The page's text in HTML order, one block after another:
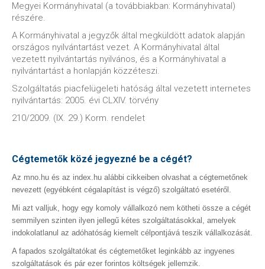
Megyei Kormányhivatal (a továbbiakban: Kormányhivatal)
részére.
A Kormányhivatal a jegyzők által megküldött adatok alapján
országos nyilvántartást vezet. A Kormányhivatal által
vezetett nyilvántartás nyilvános, és a Kormányhivatal a
nyilvántartást a honlapján közzéteszi.
Szolgáltatás piacfelügeleti hatóság által vezetett internetes
nyilvántartás: 2005. évi CLXIV. törvény
210/2009. (IX. 29.) Korm. rendelet
Cégtemetők közé jegyezné be a cégét?
Az mno.hu és az index.hu alábbi cikkeiben olvashat a cégtemetőnek
nevezett (egyébként cégalapítást is végző) szolgáltató esetéről.
Mi azt valljuk, hogy egy komoly vállalkozó nem kötheti össze a cégét
semmilyen szinten ilyen jellegű kétes szolgáltatásokkal, amelyek
indokolatlanul az adóhatóság kiemelt célpontjává teszik vállalkozását.
A fapados szolgáltatókat és cégtemetőket leginkább az ingyenes
szolgáltatások és pár ezer forintos költségek jellemzik.